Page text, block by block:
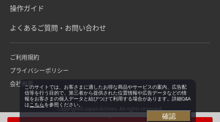
操作ガイド
よくあるご質問・お問い合わせ
ご利用規約
プライバシーポリシー
会社概要
Copyright©Japan Airlines. All rights reserved.
このサイトでは、お客さまに適したお得な商品やサービスの案内、広告配
信等を行う目的で、第三者から提供された位置情報や広告データなどの情
報をお客さまの個人データと結びつけて利用する場合があります。詳細Q&A
は こちらを参照ください。
確認